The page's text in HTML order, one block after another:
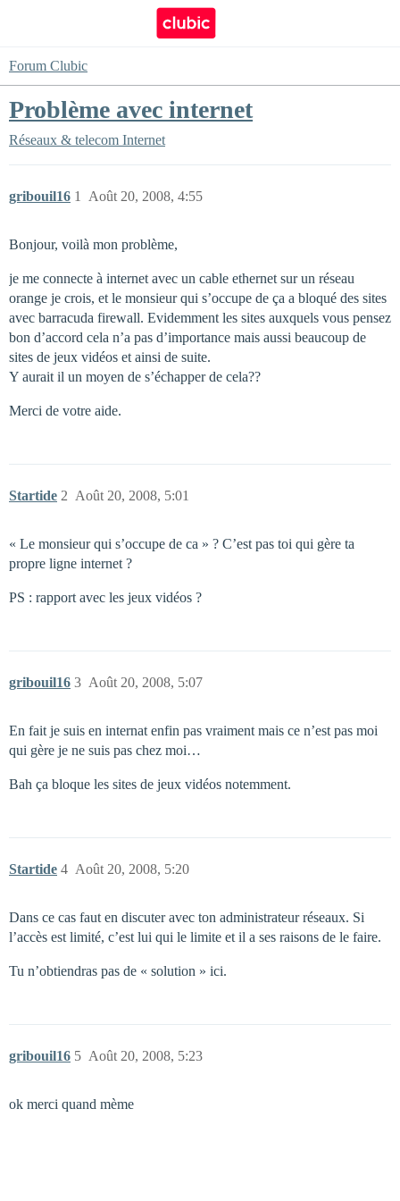
Forum Clubic
Problème avec internet
Réseaux & telecom Internet
gribouil16 Août 20, 2008, 4:55
1
Bonjour, voilà mon problème,
je me connecte à internet avec un cable ethernet sur un réseau
orange je crois, et le monsieur qui s’occupe de ça a bloqué des sites
avec barracuda firewall. Evidemment les sites auxquels vous pensez
bon d’accord cela n’a pas d’importance mais aussi beaucoup de
sites de jeux vidéos et ainsi de suite.
Y aurait il un moyen de s’échapper de cela??
Merci de votre aide.
Startide Août 20, 2008, 5:01
2
« Le monsieur qui s’occupe de ca » ? C’est pas toi qui gère ta
propre ligne internet ?
PS : rapport avec les jeux vidéos ?
gribouil16 Août 20, 2008, 5:07
3
En fait je suis en internat enfin pas vraiment mais ce n’est pas moi
qui gère je ne suis pas chez moi…
Bah ça bloque les sites de jeux vidéos notemment.
Startide Août 20, 2008, 5:20
4
Dans ce cas faut en discuter avec ton administrateur réseaux. Si
l’accès est limité, c’est lui qui le limite et il a ses raisons de le faire.
Tu n’obtiendras pas de « solution » ici.
gribouil16 Août 20, 2008, 5:23
5
ok merci quand mème